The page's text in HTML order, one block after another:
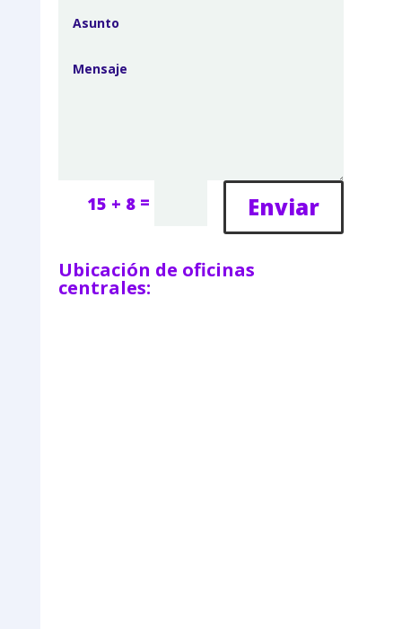
15 + 8 = Enviar
Ubicación de oficinas
centrales: